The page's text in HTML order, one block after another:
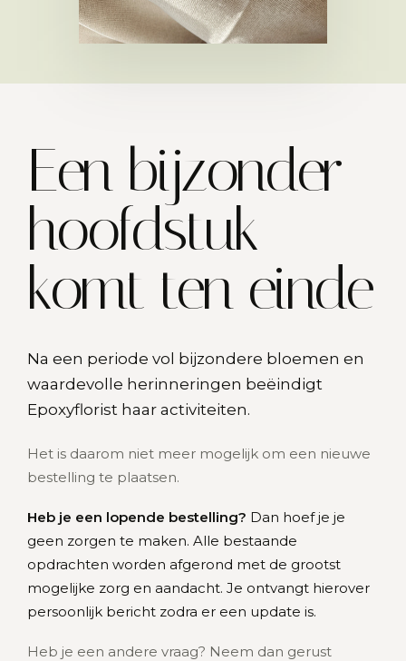
Een bijzonder
hoofdstuk
komt ten einde
Na een periode vol bijzondere bloemen en
waardevolle herinneringen beëindigt
Epoxyflorist haar activiteiten.
Het is daarom niet meer mogelijk om een nieuwe
bestelling te plaatsen.
Heb je een lopende bestelling? Dan hoef je je
geen zorgen te maken. Alle bestaande
opdrachten worden afgerond met de grootst
mogelijke zorg en aandacht. Je ontvangt hierover
persoonlijk bericht zodra er een update is.
Heb je een andere vraag? Neem dan gerust